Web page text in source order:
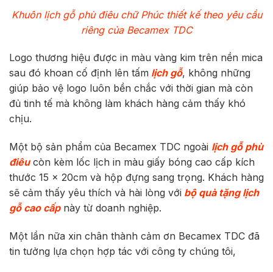
Khuôn lịch gỗ phù điêu chữ Phúc thiết kế theo yêu cầu
riêng của Becamex TDC
Logo thương hiệu được in màu vàng kim trên nền mica
sau đó khoan cố định lên tấm lịch gỗ, không những
giúp bảo vệ logo luôn bền chắc với thời gian mà còn
đủ tinh tế mà không làm khách hàng cảm thấy khó
chịu.
Một bộ sản phẩm của Becamex TDC ngoài lịch gỗ phù
điêucòn kèm lốc lịch in màu giấy bóng cao cấp kích
thước 15 x 20cm và hộp đựng sang trọng. Khách hàng
sẽ cảm thấy yêu thích và hài lòng với bộ quà tặng lịch
gỗ cao cấpnày từ doanh nghiệp.
Một lần nữa xin chân thành cảm ơn Becamex TDC đã
tin tưởng lựa chọn hợp tác với công ty chúng tôi,